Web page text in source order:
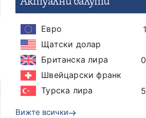
Евро
Щатски долар
Британска лира
Швейцарски франк
Турска лира
Вижте всички